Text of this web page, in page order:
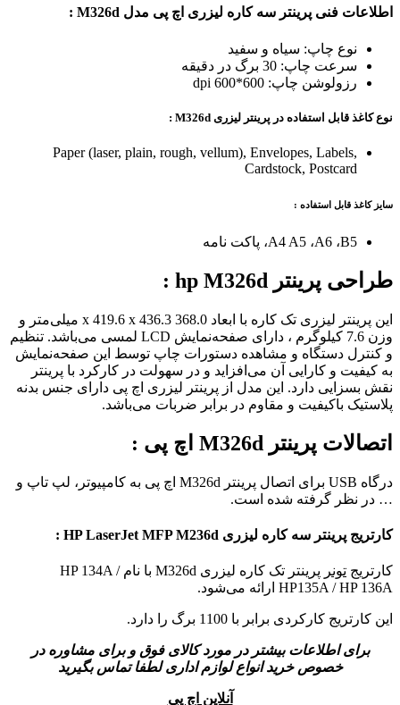
اطلاعات فنی پرینتر سه کاره لیزری اچ پی مدل M326d :
نوع چاپ: سیاه و سفید
سرعت چاپ: 30 برگ در دقیقه
رزولوشن چاپ: 600*600 dpi
نوع کاغذ قابل استفاده در پرینتر لیزری 326d
:
Paper (laser, plain, rough, vellum), Envelopes, Labels,
Cardstock, Postcard
سایز کاغذ قابل استفاده :
A4 A5 ،A6 ،B5، پاکت نامه
طراحی پرینتر hp M326d :
این پرینتر لیزری تک کاره با ابعاد 368.0 x 419.6 x 436.3 میلی‌متر و
وزن 7.6 کیلوگرم ، دارای صفحه‌نمایش LCD لمسی می‌باشد. تنظیم
و کنترل دستگاه و مشاهده دستورات چاپ توسط این صفحه‌نمایش
به کیفیت و کارایی آن می‌افزاید و در سهولت در کارکرد با پرینتر
نقش بسزایی دارد. این مدل از پرینتر لیزری اچ پی دارای جنس بدنه
پلاستیک باکیفیت و مقاوم در برابر ضربات می‌باشد.
اتصالات پرینتر M326d اچ پی :
درگاه USB برای اتصال پرینتر M326d اچ پی به کامپیوتر، لپ تاپ و
… در نظر گرفته شده است.
کارتریج پرینتر سه کاره لیزری HP LaserJet MFP M236d :
کارتریج تونر
پرینتر تک کاره لیزری M326d با نام HP 134A /
HP135A / HP 136A ارائه می‌شود.
این کارتریج کارکردی برابر با 1100 برگ را دارد.
برای اطلاعات بیشتر در مورد کالای فوق و برای مشاوره در
خصوص خرید انواع لوازم اداری لطفا تماس بگیرید
آنلاین اچ پی